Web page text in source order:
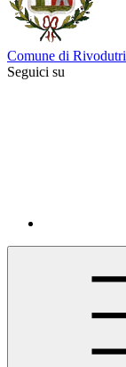
Comune di Rivodutri
Seguici su